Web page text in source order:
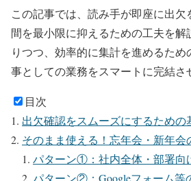
この記事では、読み手が即座に出
間を最小限に抑えるための工夫を解
りつつ、効率的に集計を進めるた
事としての業務をスマートに完結さ
目次
出欠確認をスムーズにするための
そのまま使える！忘年会・新年
パターン①：社内全体・部署向
パターン②：Googleフォーム等